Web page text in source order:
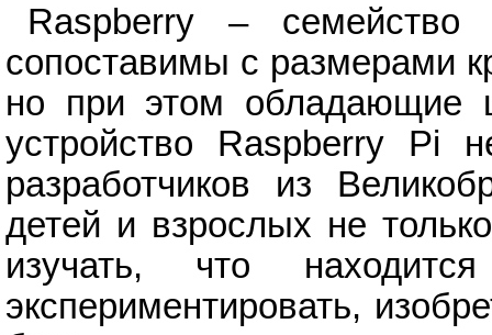
Raspberry – семейство
сопоставимы с размерами
но при этом обладающие
устройство Raspberry Pi
разработчиков из
детей и взрослых не
изучать, что
экспериментировать,